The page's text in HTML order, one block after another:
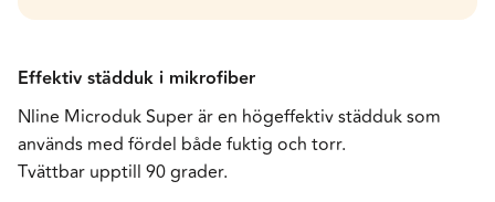
Effektiv städduk i mikrofiber
Nline Microduk Super är en högeffektiv städduk som
används med fördel både fuktig och torr.
Tvättbar upptill 90 grader.